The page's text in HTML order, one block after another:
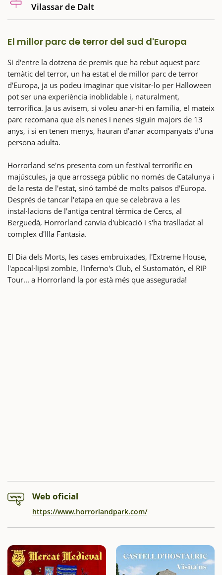
Vilassar de Dalt
El millor parc de terror del sud d'Europa
Si d'entre la dotzena de premis que ha rebut aquest parc
temàtic del terror, un ha estat el de millor parc de terror
d'Europa, ja us podeu imaginar que visitar-lo per Halloween
pot ser una experiència inoblidable i, naturalment,
terrorífica. Ja us avisem, si voleu anar-hi en família, el mateix
parc recomana que els nenes i nenes siguin majors de 13
anys, i si en tenen menys, hauran d'anar acompanyats d'una
persona adulta.
Horrorland se'ns presenta com un festival terrorífic en
majúscules, ja que arrossega públic no només de Catalunya i
de la resta de l'estat, sinó també de molts països d'Europa.
Després de tancar l'etapa en que se celebrava a les
instal·lacions de l'antiga central tèrmica de Cercs, al
Berguedà, Horrorland canvia d'ubicació i s'ha traslladat al
complex d'Illa Fantasia.
El Dia dels Morts, les cases embruixades, l'Extreme House,
l'apocal·lipsi zombie, l'Inferno's Club, el Sustomatón, el RIP
Tour... a Horrorland la por està més que assegurada!
Web oficial
https://www.horrorlandpark.com/